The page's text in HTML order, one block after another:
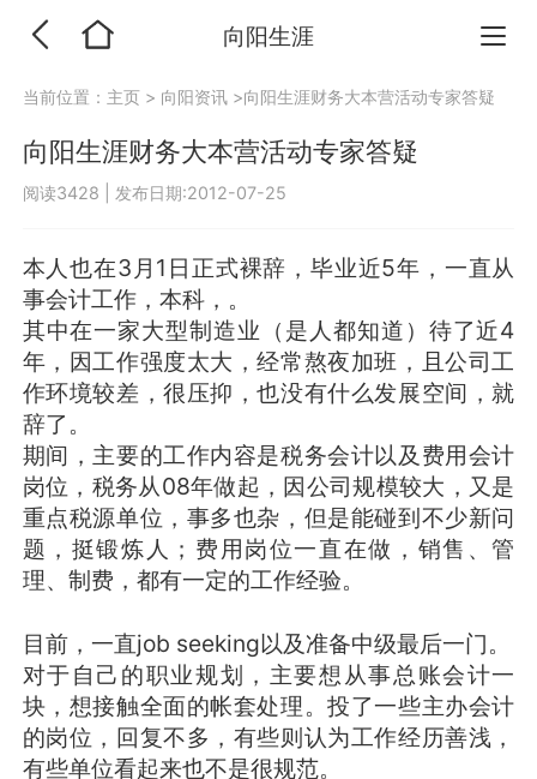
向阳生涯
当前位置： 主页 > 向阳资讯 >向阳生涯财务大本营活动专家答疑
向阳生涯财务大本营活动专家答疑
阅读3428 发布日期:2012-07-25
本人也在3月1日正式裸辞，毕业近5年，一直从
事会计工作，本科，。
其中在一家大型制造业（是人都知道）待了近4
年，因工作强度太大，经常熬夜加班，且公司工
作环境较差，很压抑，也没有什么发展空间，就
辞了。
期间，主要的工作内容是税务会计以及费用会计
岗位，税务从08年做起，因公司规模较大，又是
重点税源单位，事多也杂，但是能碰到不少新问
题，挺锻炼人；费用岗位一直在做，销售、管
理、制费，都有一定的工作经验。
目前，一直job seeking以及准备中级最后一门。
对于自己的职业规划，主要想从事总账会计一
块，想接触全面的帐套处理。投了一些主办会计
的岗位，回复不多，有些则认为工作经历善浅，
有些单位看起来也不是很规范。